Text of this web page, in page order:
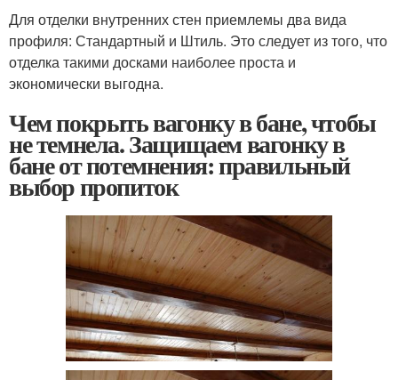
Для отделки внутренних стен приемлемы два вида
профиля: Стандартный и Штиль. Это следует из того, что
отделка такими досками наиболее проста и
экономически выгодна.
Чем покрыть вагонку в бане, чтобы
не темнела. Защищаем вагонку в
бане от потемнения: правильный
выбор пропиток